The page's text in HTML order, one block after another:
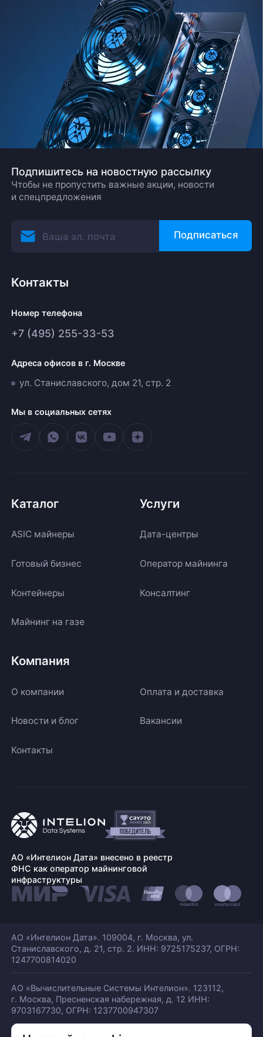
Подпишитесь на новостную рассылку
Чтобы не пропустить важные акции, новости
и спецпредложения
Подписаться
Контакты
Номер телефона
+7 (495) 255-33-53
Адреса офисов в г. Москве
ул. Станиславского, дом 21, стр. 2
Мы в социальных сетях
Каталог
ASIC майнеры
Готовый бизнес
Контейнеры
Майнинг на газе
Услуги
Дата-центры
Оператор майнинга
Консалтинг
Компания
О компании Оплата и доставка
Новости и блог Вакансии
Контакты
АО «Интелион Дата» внесено в реестр
ФНС как оператор майнинговой
инфраструктуры
АО «Интелион Дата». 109004, г. Москва, ул.
Станиславского, д. 21, стр. 2. ИНН: 9725175237, ОГРН:
1247700814020
АО «Вычислительные Системы Интелион». 123112,
г. Москва, Пресненская набережная, д. 12 ИНН:
9703167730, ОГРН: 1237700947307